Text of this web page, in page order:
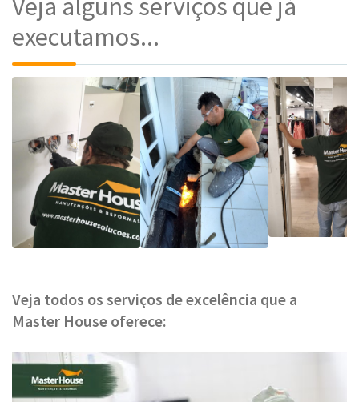
Veja alguns serviços que já
executamos...
Veja todos os serviços de excelência que a
Master House oferece: